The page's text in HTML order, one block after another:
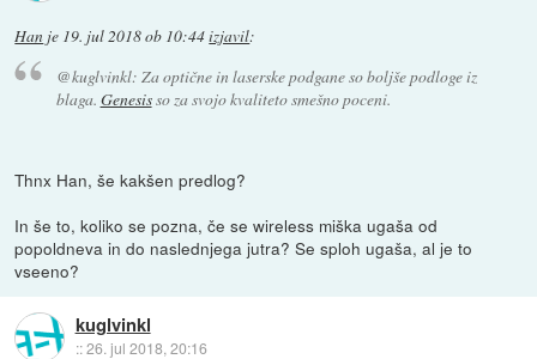
Han je 19. jul 2018 ob 10:44izjavil:
@kuglvinkl: Za optične in laserske podgane so boljše podloge iz
blaga. Genesisso za svojo kvaliteto smešno poceni.
Thnx Han, še kakšen predlog?
In še to, koliko se pozna, če se wireless miška ugaša od
popoldneva in do naslednjega jutra? Se sploh ugaša, al je to
vseeno?
kuglvinkl
::26. jul 2018, 20:16